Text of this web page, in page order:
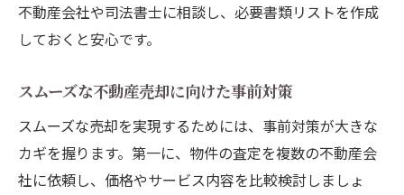
不動産会社や司法書士に相談し、必要書類リストを作成
しておくと安心です。
スムーズな不動産売却に向けた事前対策
スムーズな売却を実現するためには、事前対策が大きな
カギを握ります。第一に、物件の査定を複数の不動産会
社に依頼し、価格やサービス内容を比較検討しましょ